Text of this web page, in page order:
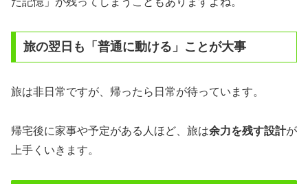
旅の翌日も「普通に動ける」ことが大事
旅は非日常ですが、帰ったら日常が待っています。
帰宅後に家事や予定がある人ほど、旅は余力を残す設計が
上手くいきます。